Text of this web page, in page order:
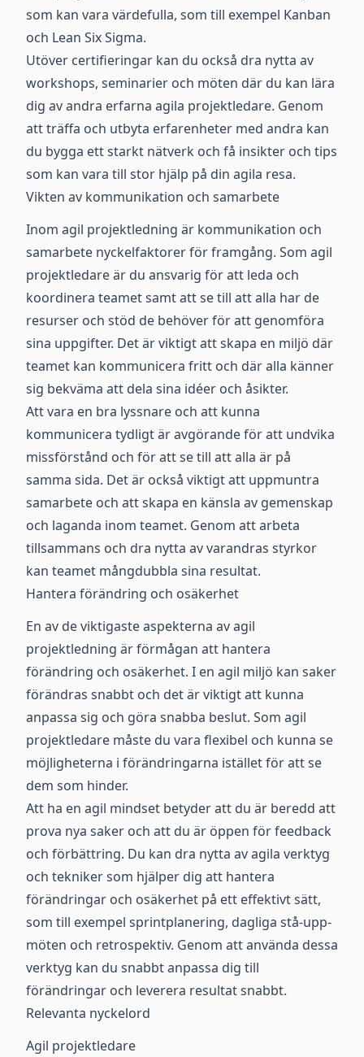
som kan vara värdefulla, som till exempel Kanban
och Lean Six Sigma.
Utöver certifieringar kan du också dra nytta av
workshops, seminarier och möten där du kan lära
dig av andra erfarna agila projektledare. Genom
att träffa och utbyta erfarenheter med andra kan
du bygga ett starkt nätverk och få insikter och tips
som kan vara till stor hjälp på din agila resa.
Vikten av kommunikation och samarbete
Inom agil projektledning är kommunikation och
samarbete nyckelfaktorer för framgång. Som agil
projektledare är du ansvarig för att leda och
koordinera teamet samt att se till att alla har de
resurser och stöd de behöver för att genomföra
sina uppgifter. Det är viktigt att skapa en miljö där
teamet kan kommunicera fritt och där alla känner
sig bekväma att dela sina idéer och åsikter.
Att vara en bra lyssnare och att kunna
kommunicera tydligt är avgörande för att undvika
missförstånd och för att se till att alla är på
samma sida. Det är också viktigt att uppmuntra
samarbete och att skapa en känsla av gemenskap
och laganda inom teamet. Genom att arbeta
tillsammans och dra nytta av varandras styrkor
kan teamet mångdubbla sina resultat.
Hantera förändring och osäkerhet
En av de viktigaste aspekterna av agil
projektledning är förmågan att hantera
förändring och osäkerhet. I en agil miljö kan saker
förändras snabbt och det är viktigt att kunna
anpassa sig och göra snabba beslut. Som agil
projektledare måste du vara flexibel och kunna se
möjligheterna i förändringarna istället för att se
dem som hinder.
Att ha en agil mindset betyder att du är beredd att
prova nya saker och att du är öppen för feedback
och förbättring. Du kan dra nytta av agila verktyg
och tekniker som hjälper dig att hantera
förändringar och osäkerhet på ett effektivt sätt,
som till exempel sprintplanering, dagliga stå-upp-
möten och retrospektiv. Genom att använda dessa
verktyg kan du snabbt anpassa dig till
förändringar och leverera resultat snabbt.
Relevanta nyckelord
Agil projektledare